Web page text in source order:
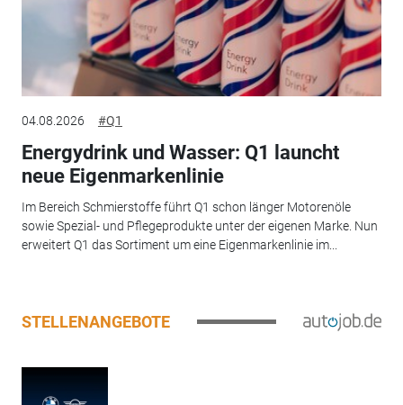
04.08.2026 #Q1
Energydrink und Wasser: Q1 launcht
neue Eigenmarkenlinie
Im Bereich Schmierstoffe führt Q1 schon länger Motorenöle
sowie Spezial- und Pflegeprodukte unter der eigenen Marke. Nun
erweitert Q1 das Sortiment um eine Eigenmarkenlinie im...
STELLENANGEBOTE